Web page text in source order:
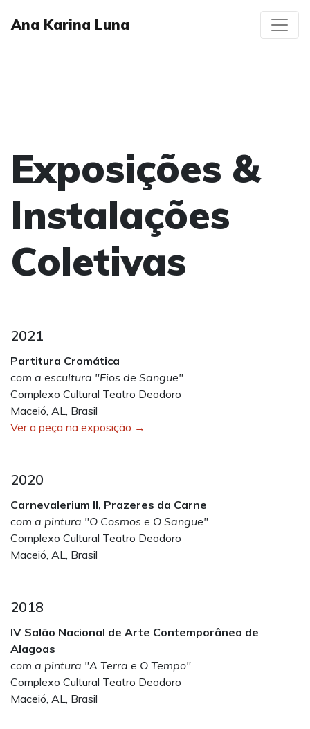
Ana Karina Luna
Exposições &
Instalações
Coletivas
2021
Partitura Cromática
com a escultura "Fios de Sangue"
Complexo Cultural Teatro Deodoro
Maceió, AL, Brasil
Ver a peça na exposição →
2020
Carnevalerium II, Prazeres da Carne
com a pintura "O Cosmos e O Sangue"
Complexo Cultural Teatro Deodoro
Maceió, AL, Brasil
2018
IV Salão Nacional de Arte Contemporânea de
Alagoas
com a pintura "A Terra e O Tempo"
Complexo Cultural Teatro Deodoro
Maceió, AL, Brasil